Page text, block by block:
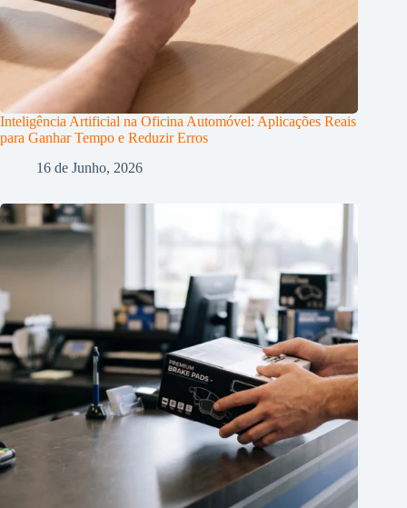
Inteligência Artificial na Oficina Automóvel: Aplicações Reais
para Ganhar Tempo e Reduzir Erros
16 de Junho, 2026